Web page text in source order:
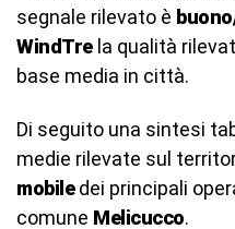
segnale rilevato è
WindTrela qualità
base media in città.
Di seguito una sintesi
medie rilevate sul
mobiledei principali
comune Melicucco.